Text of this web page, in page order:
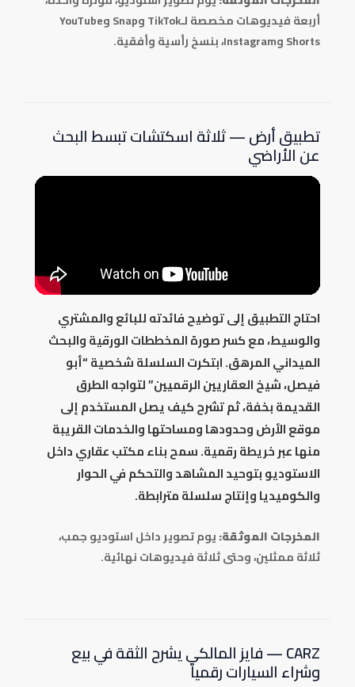
أربعة فيديوهات مخصصة لـTikTok وSnap وYouTube
Shorts وInstagram، بنسخ رأسية وأفقية.
تطبيق أرض — ثلاثة اسكتشات تبسط البحث
عن الأراضي
احتاج التطبيق إلى توضيح فائدته للبائع والمشتري
والوسيط، مع كسر صورة المخططات الورقية والبحث
الميداني المرهق. ابتكرت السلسلة شخصية “أبو
فيصل، شيخ العقاريين الرقميين” لتواجه الطرق
القديمة بخفة، ثم تشرح كيف يصل المستخدم إلى
موقع الأرض وحدودها ومساحتها والخدمات القريبة
منها عبر خريطة رقمية. سمح بناء مكتب عقاري داخل
الاستوديو بتوحيد المشاهد والتحكم في الحوار
والكوميديا وإنتاج سلسلة مترابطة.
المخرجات الموثقة:يوم تصوير داخل استوديو جمب،
ثلاثة ممثلين، وحتى ثلاثة فيديوهات نهائية.
CARZ — فايز المالكي يشرح الثقة في بيع
وشراء السيارات رقمياً